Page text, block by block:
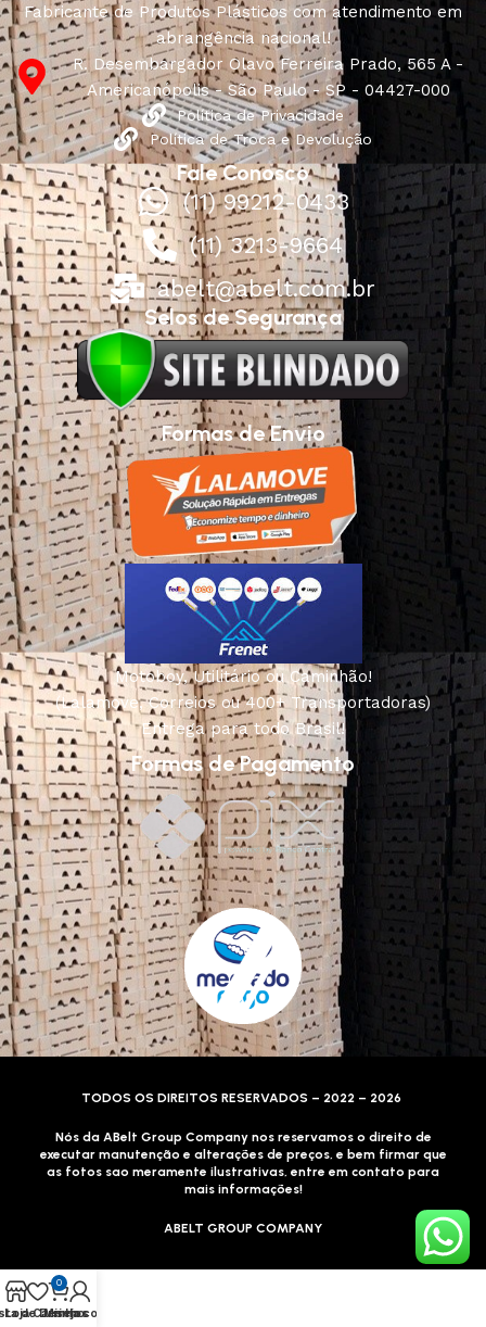
Fabricante de Produtos Plásticos com atendimento em
abrangência nacional!
R. Desembargador Olavo Ferreira Prado, 565 A -
Americanópolis - São Paulo - SP - 04427-000
Política de Privacidade
Política de Troca e Devolução
Fale Conosco
(11) 99212-0433
(11) 3213-9664
abelt@abelt.com.br
Selos de Segurança
Formas de Envio
Motoboy, Utilitário ou Caminhão!
(Lalamove, Correios ou 400+ Transportadoras)
Entrega para todo Brasil!
Formas de Pagamento
TODOS OS DIREITOS RESERVADOS – 2022 – 2026
Nós da ABelt Group Company nos reservamos o direito de
executar manutenção e alterações de preços, e bem firmar que
as fotos sao meramente ilustrativas, entre em contato para
mais informações!
ABELT GROUP COMPANY
Lojade Desejos
0
Carrinho
Minha conta